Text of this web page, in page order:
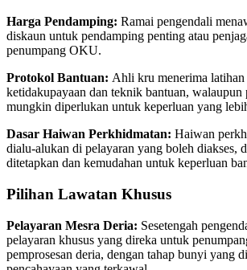
Harga Pendamping: Ramai pengendali
diskaun untuk pendamping penting atau
penumpang OKU.
Protokol Bantuan: Ahli kru menerima latihan
ketidakupayaan dan teknik bantuan, walaupun
mungkin diperlukan untuk keperluan yang
Dasar Haiwan Perkhidmatan: Haiwan
dialu-alukan di pelayaran yang boleh diakses,
ditetapkan dan kemudahan untuk keperluan
Pilihan Lawatan Khusus
Pelayaran Mesra Deria: Sesetengah
pelayaran khusus yang direka untuk
pemprosesan deria, dengan tahap bunyi yang